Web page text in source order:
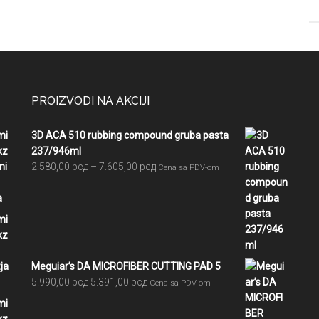
PROIZVODI NA AKCIJI
3D ACA 510 rubbing compound gruba pasta
237/946ml
2.580,00 рсд – 7.605,00 рсдRaspon
Cena sa PDV-om
Meguiar’s DA MICROFIBER CUTTING PAD 5
5.990,00рсд Originalna
5.391,00 рсдTrenutna
Cena sa PDV-om